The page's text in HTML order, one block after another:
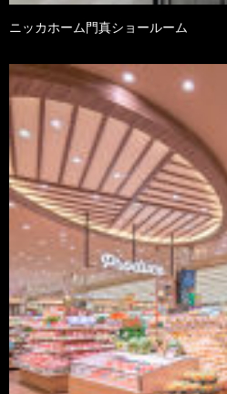
ニッカホーム門真ショールーム